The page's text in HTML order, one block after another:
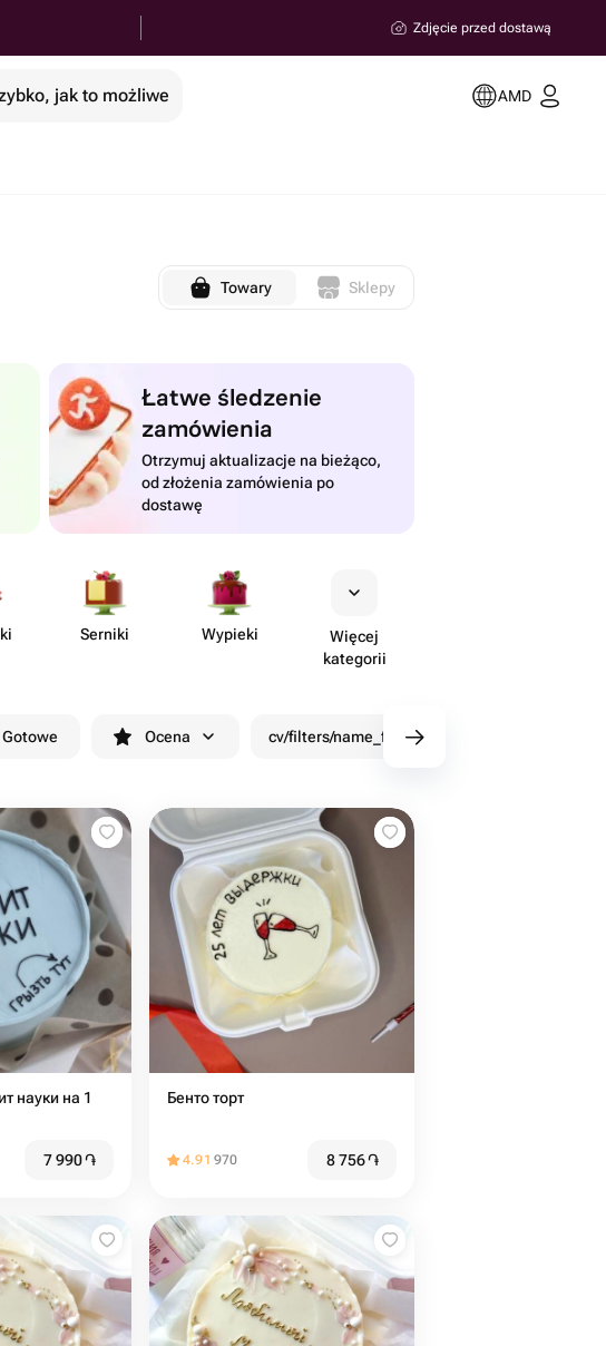
Zdjęcie przed dostawą
jak to możliwe AMD
Towary Sklepy
Łatwe śledzenie
zamówienia
Otrzymuj aktualizacje na bieżąco,
od złożenia zamówienia po
dostawę
Serniki Wypieki
Więcej
kategorii
Gotowe Ocena cv/filters/name_fast_delivery
науки на 1
7 990֏
Бенто торт
4.91 970 8 756֏